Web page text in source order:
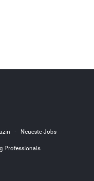
- Neueste Jobs
Professionals